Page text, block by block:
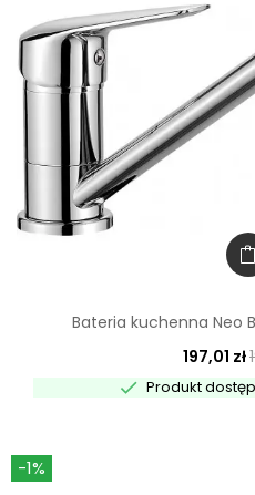
Bateria kuchenna Neo
197,01 zł
 Produkt
-1%